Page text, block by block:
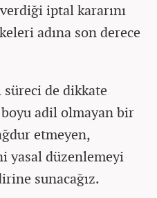
iptal kararını
adına son derece
süreci de dikkate
adil olmayan bir
etmeyen,
yasal düzenlemeyi
sunacağız.